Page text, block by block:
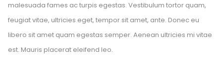
malesuada fames ac turpis egestas. Vestibulum tortor quam,
feugiat vitae, ultricies eget, tempor sit amet, ante. Donec eu
libero sit amet quam egestas semper. Aenean ultricies mi vitae
est. Mauris placerat eleifend leo.